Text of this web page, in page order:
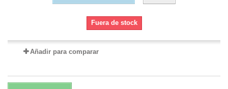
Fuera de stock
Añadir para comparar